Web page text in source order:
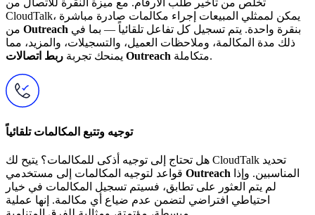
CloudTalk، يمكن لممثلي المبيعات إجراء مكالمات صادرة مباشرة
Outreach
ذلك مدة المكالمة، وملاحظات العميل، والتسجيلات، والمزيد، مما
يمنحك تجربة ربط اتصالات Outreach متكاملة.
توجيه وتتبع المكالمات تلقائياً
هل تحتاج إلى توجيه أذكى للمكالمات؟ يتيح لك CloudTalk تحديد
Outreach
لم يتم العثور على تطابق، فسيتم تسجيل المكالمات في خيار
احتياطي افتراضي لتضمن عدم ضياع أي مكالمة. إنها عملية